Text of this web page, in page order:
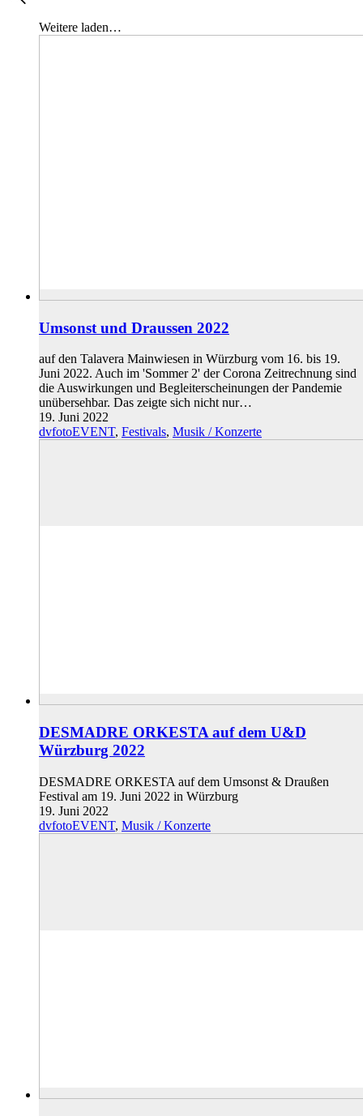
Weitere laden…
Umsonst und Draussen 2022
auf den Talavera Mainwiesen in Würzburg vom 16. bis 19.
Juni 2022. Auch im 'Sommer 2' der Corona Zeitrechnung sind
die Auswirkungen und Begleiterscheinungen der Pandemie
unübersehbar. Das zeigte sich nicht nur…
19. Juni 2022
dvfotoEVENT, Festivals, Musik / Konzerte
DESMADRE ORKESTA auf dem U&D
Würzburg 2022
DESMADRE ORKESTA auf dem Umsonst & Draußen
Festival am 19. Juni 2022 in Würzburg
19. Juni 2022
dvfotoEVENT, Musik / Konzerte